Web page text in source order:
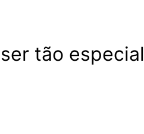
tão especial